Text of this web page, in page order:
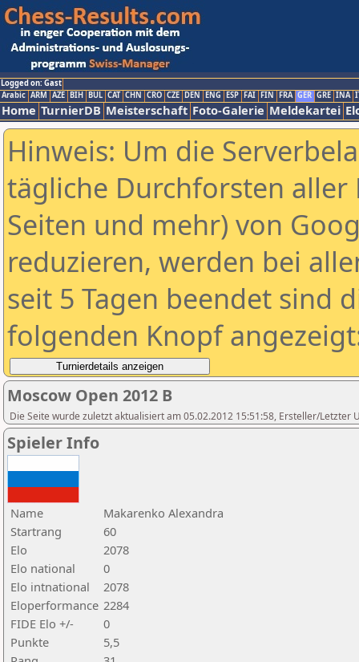
Logged on: Gast
Arabic ARM AZE BIH BUL CAT CHN CRO CZE DEN ENG ESP FAI FIN FRA GER GRE INA
Home TurnierDB Meisterschaft Foto-Galerie Meldekartei
Hinweis: Um die
tägliche Durchforsten aller
Seiten und mehr) von
reduzieren, werden bei
seit 5 Tagen beendet sind
folgenden Knopf
Moscow Open 2012 B
Die Seite wurde zuletzt aktualisiert am 05.02.2012 15:51:58, Ersteller/Letzter
Spieler Info
Name
Makarenko Alexandra
Startrang
60
Elo
2078
Elo national
0
Elo intnational
2078
Eloperformance 2284
FIDE Elo +/-
0
Punkte
5,5